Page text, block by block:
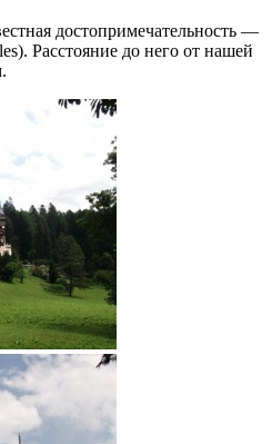
достопримечательность —
Расстояние до него от нашей